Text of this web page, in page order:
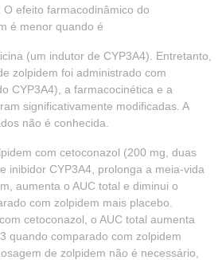
efeito farmacodinâmico do
é menor quando é
(um indutor de CYP3A4). Entretanto,
zolpidem foi administrado com
CYP3A4), a farmacocinética e a
significativamente modificadas. A
não é conhecida.
com cetoconazol (200 mg, duas
inibidor CYP3A4, prolonga a meia-vida
aumenta o AUC total e diminui o
com zolpidem mais placebo.
cetoconazol, o AUC total aumenta
quando comparado com zolpidem
de zolpidem não é necessário,